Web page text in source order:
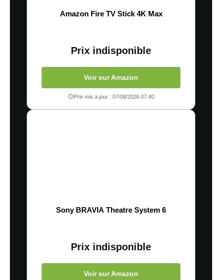
Amazon Fire TV Stick 4K Max
Prix indisponible
Voir sur Amazon
Prix mis à jour : 07/08/2026 07:40
Sony BRAVIA Theatre System 6
Prix indisponible
Voir sur Amazon